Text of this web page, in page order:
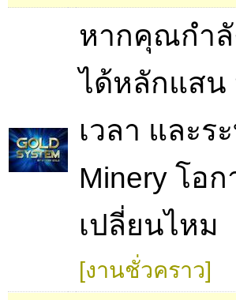
หากคุณกำลั
ได้หลักแสน
เวลา และ
Minery โอ
เปลี่ยนไหม
[งานชั่วคราว]